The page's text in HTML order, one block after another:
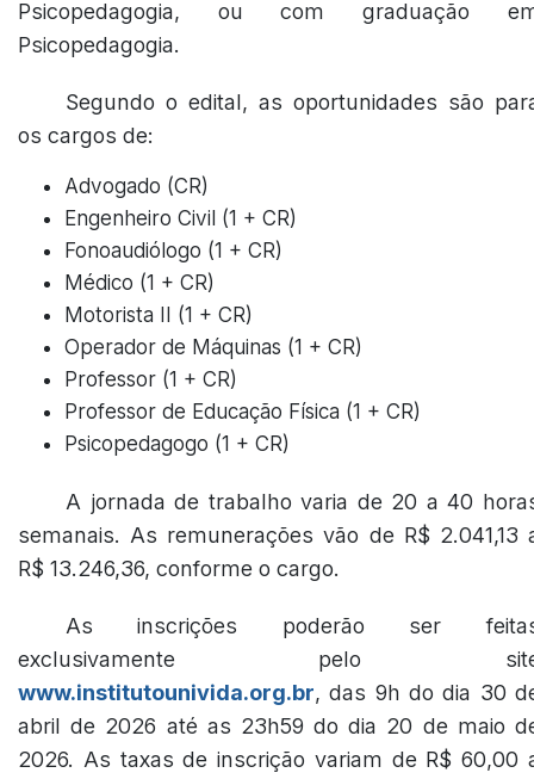
Psicopedagogia, ou com graduação
Psicopedagogia.
Segundo o edital, as oportunidades são
os cargos de:
Advogado (CR)
Engenheiro Civil (1 + CR)
Fonoaudiólogo (1 + CR)
Médico (1 + CR)
Motorista II (1 + CR)
Operador de Máquinas (1 + CR)
Professor (1 + CR)
Professor de Educação Física (1 + CR)
Psicopedagogo (1 + CR)
A jornada de trabalho varia de 20 a 40
semanais. As remunerações vão de R$ 2.041,13
R$ 13.246,36, conforme o cargo.
As inscrições poderão ser
exclusivamente pelo
www.institutounivida.org.br, das 9h do dia 30
abril de 2026 até as 23h59 do dia 20 de maio
2026. As taxas de inscrição variam de R$ 60,00